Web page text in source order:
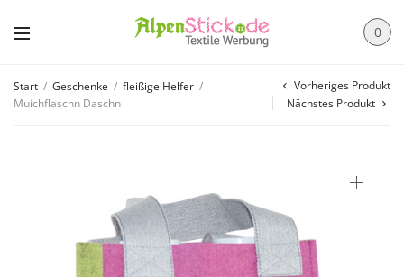
0
Start / Geschenke / fleißige Helfer /
Muichflaschn Daschn
Vorheriges Produkt
Nächstes Produkt